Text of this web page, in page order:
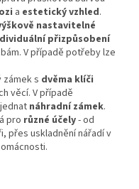
a estetický vzhled.
nastavitelné
přizpůsobení
V případě potřeby lze
s dvěma klíči
věcí. V případě
náhradní zámek.
pro různé účely- od
přes uskladnění nářadí v